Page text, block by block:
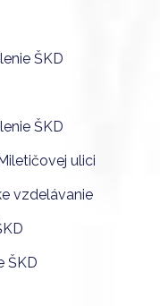
ŠKD
ŠKD
ulici
vzdelávanie
ŠKD